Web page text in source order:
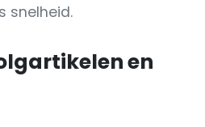
snelheid.
en